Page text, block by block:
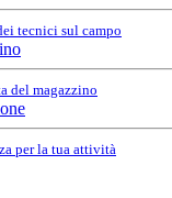
tecnici sul campo
del magazzino
per la tua attività